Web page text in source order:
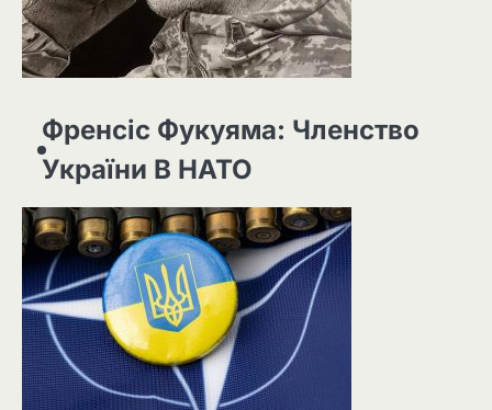
Френсіс Фукуяма: Членство
України В НАТО